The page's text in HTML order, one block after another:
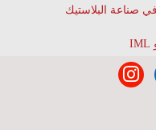
البلاستيك